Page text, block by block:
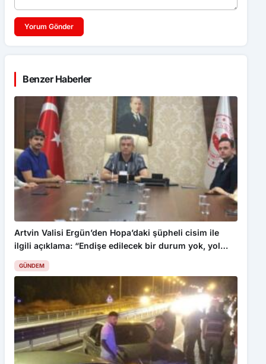
Benzer Haberler
Artvin Valisi Ergün’den Hopa’daki şüpheli cisim ile
ilgili açıklama: “Endişe edilecek bir durum yok, yol
yeniden trafiğe açıldı”